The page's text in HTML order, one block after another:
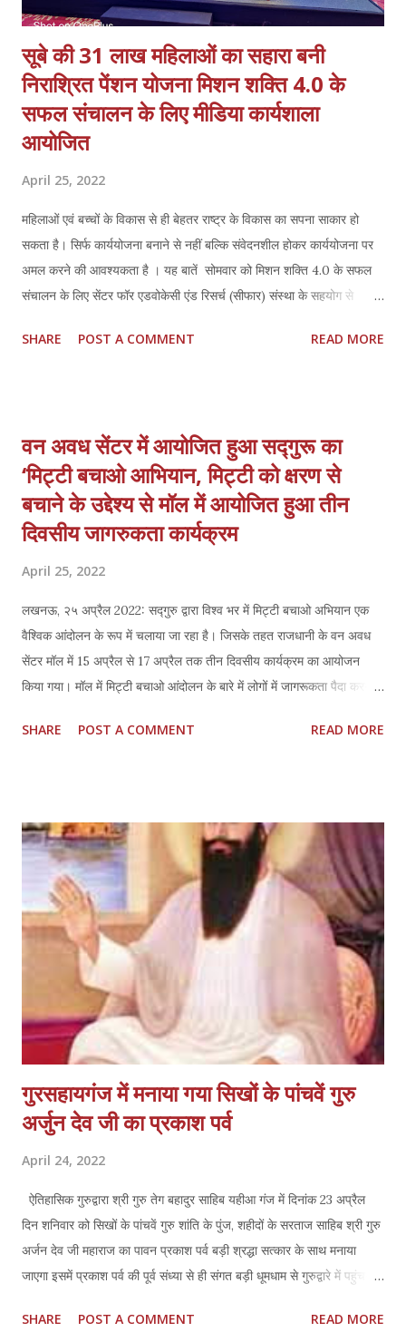
सूबे की 31 लाख महिलाओं का सहारा बनी
निराश्रित पेंशन योजना मिशन शक्ति 4.0 के
सफल संचालन के लिए मीडिया कार्यशाला
आयोजित
April 25, 2022
महिलाओं एवं बच्चों के विकास से ही बेहतर राष्ट्र के विकास का सपना साकार हो
सकता है। सिर्फ कार्ययोजना बनाने से नहीं बल्कि संवेदनशील होकर कार्ययोजना पर
अमल करने की आवश्यकता है । यह बातें सोमवार को मिशन शक्ति 4.0 के सफल
संचालन के लिए सेंटर फॉर एडवोकेसी एंड रिसर्च (सीफार) संस्था के सहयोग से
उत्तर प्रदेश के निदेशक मनोज कुमार राय ने कहीं। श्री राय ने कहा कि योजनाओं
मिशन शक्ति-4 अभियान शुरू किया गया है। इसके लिए 100 दिन, छह माह, दो वर्ष
और पांच वर्ष के लक्ष्य भी तय किए गए हैं। इस मौके पर राज्य महिला आयोग, उत्तर
प्रदेश की अध्यक्ष विमला बाथम ने कहा कि सूबे की महिलाओं और बालिकाओं के सपनों
को पंख देने का काम सरकार द्वारा चलाई जा रहीं विभिन्न योजनायें कर रहीं हैं।
SHARE POST A COMMENT READ MORE
वन अवध सेंटर में आयोजित हुआ सद्गुरू का
‘मिट्टी बचाओ आभियान, मिट्टी को क्षरण से
बचाने के उद्देश्य से मॉल में आयोजित हुआ तीन
दिवसीय जागरुकता कार्यक्रम
April 25, 2022
लखनऊ, २५ अप्रैल 2022: सद्गुरु द्वारा विश्व भर में मिट्टी बचाओ अभियान एक
वैश्विक आंदोलन के रूप में चलाया जा रहा है। जिसके तहत राजधानी के वन अवध
सेंटर मॉल में 15 अप्रैल से 17 अप्रैल तक तीन दिवसीय कार्यक्रम का आयोजन
किया गया। मॉल में मिट्टी बचाओ आंदोलन के बारे में लोगों में जागरूकता पैदा करने के
और संगीत प्रस्तुतियों, सेल्फी पॉइंट आदि की व्यवस्था की गई। सद्गुरु
सरकारें अभी भी मिट्टी को एक महत्वहीन पदार्थ मानती हैं । हमारे अंदर सबसे पहले
यह चेतना होनी चाहिए कि हम मिट्टी से नहीं बल्कि जीवन-स्रोत से व्यवहार कर रहे
हैं, मिट्टी हमारे जीवन का स्रोत है ना कि संसाधन। 100-दिवसीय यात्रा सद्गुरु के
नेतृत्व में 25 देशों में 30,000 किलोमीटर की दूरी तय करेगी, जिसमें नीति निर्माताओं
और जनता से मिट्टी के...
SHARE POST A COMMENT READ MORE
गुरसहायगंज में मनाया गया सिखों के पांचवें गुरु
अर्जुन देव जी का प्रकाश पर्व
April 24, 2022
ऐतिहासिक गुरुद्वारा श्री गुरु तेग बहादुर साहिब यहीआ गंज में दिनांक 23 अप्रैल
दिन शनिवार को सिखों के पांचवें गुरु शांति के पुंज, शहीदों के सरताज साहिब श्री गुरु
अर्जन देव जी महाराज का पावन प्रकाश पर्व बड़ी श्रद्धा सत्कार के साथ मनाया
जाएगा इसमें प्रकाश पर्व की पूर्व संध्या से ही संगत बड़ी धूमधाम से गुरुद्वारे में पहुंचने
नौजवान सिख संगत ने सभी आने जाने वालों को ठंडा मीठा जल पिलाने की सेवा की
SHARE POST A COMMENT READ MORE